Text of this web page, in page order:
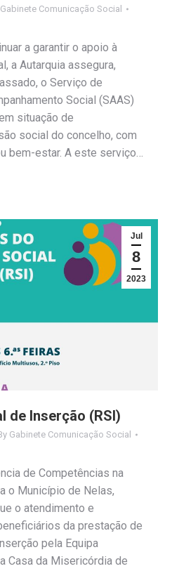
Gabinete Comunicação Social
a garantir o apoio à
a Autarquia assegura,
o Serviço de
Social (SAAS)
situação de
social do concelho, com
bem-estar. A este serviço…
Jul
8
2023
de Inserção (RSI)
Gabinete Comunicação Social
de Competências na
o Município de Nelas,
o atendimento e
da prestação de
pela Equipa
Casa da Misericórdia de